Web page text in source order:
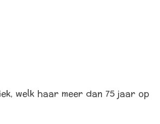
welk haar meer dan 75 jaar op